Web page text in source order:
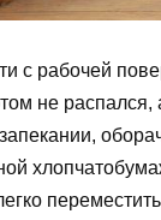
с рабочей
не распался,